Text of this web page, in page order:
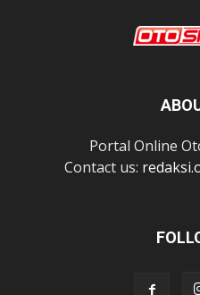
Portal Online
Contact us: